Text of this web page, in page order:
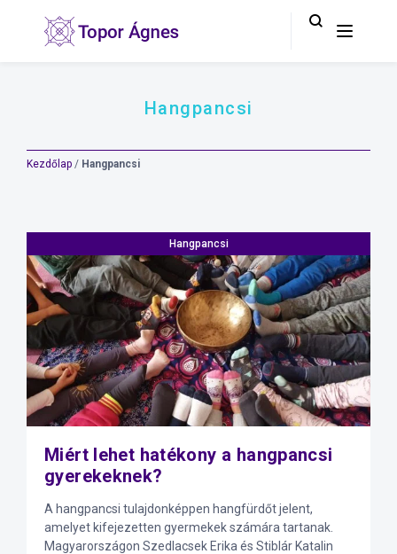
Hangpancsi
Kezdőlap / Hangpancsi
Hangpancsi
Miért lehet hatékony a hangpancsi
gyerekeknek?
A hangpancsi tulajdonképpen hangfürdőt jelent,
amelyet kifejezetten gyermekek számára tartanak.
Magyarországon Szedlacsek Erika és Stiblár Katalin